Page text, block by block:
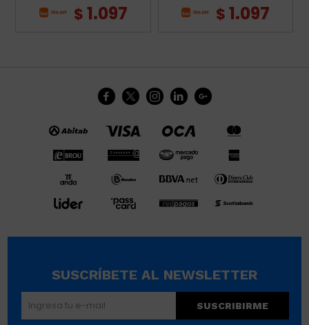
$1.097 $1.097
    
SUSCRÍBETE AL NEWSLETTER
SUSCRIBIRME